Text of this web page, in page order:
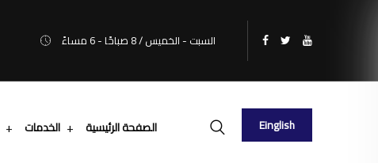
السبت - الخميس / 8 صباحًا - 6 مساءً
الصفحة الرئيسية الخدمات Einglish